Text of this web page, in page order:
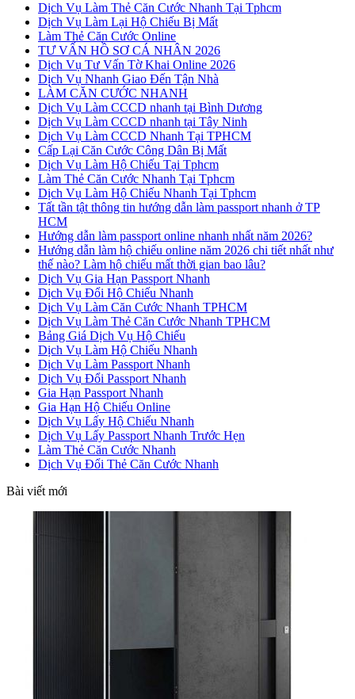
Dịch Vụ Làm Thẻ Căn Cước Nhanh Tại Tphcm
Dịch Vụ Làm Lại Hộ Chiếu Bị Mất
Làm Thẻ Căn Cước Online
TƯ VẤN HỒ SƠ CÁ NHÂN 2026
Dịch Vụ Tư Vấn Tờ Khai Online 2026
Dịch Vụ Nhanh Giao Đến Tận Nhà
LÀM CĂN CƯỚC NHANH
Dịch Vụ Làm CCCD nhanh tại Bình Dương
Dịch Vụ Làm CCCD nhanh tại Tây Ninh
Dịch Vụ Làm CCCD Nhanh Tại TPHCM
Cấp Lại Căn Cước Công Dân Bị Mất
Dịch Vụ Làm Hộ Chiếu Tại Tphcm
Làm Thẻ Căn Cước Nhanh Tại Tphcm
Dịch Vụ Làm Hộ Chiếu Nhanh Tại Tphcm
Tất tần tật thông tin hướng dẫn làm passport nhanh ở TP
HCM
Hướng dẫn làm passport online nhanh nhất năm 2026?
Hướng dẫn làm hộ chiếu online năm 2026 chi tiết nhất như
thế nào? Làm hộ chiếu mất thời gian bao lâu?
Dịch Vụ Gia Hạn Passport Nhanh
Dịch Vụ Đổi Hộ Chiếu Nhanh
Dịch Vụ Làm Căn Cước Nhanh TPHCM
Dịch Vụ Làm Thẻ Căn Cước Nhanh TPHCM
Bảng Giá Dịch Vụ Hộ Chiếu
Dịch Vụ Làm Hộ Chiếu Nhanh
Dịch Vụ Làm Passport Nhanh
Dịch Vụ Đổi Passport Nhanh
Gia Hạn Passport Nhanh
Gia Hạn Hộ Chiếu Online
Dịch Vụ Lấy Hộ Chiếu Nhanh
Dịch Vụ Lấy Passport Nhanh Trước Hẹn
Làm Thẻ Căn Cước Nhanh
Dịch Vụ Đổi Thẻ Căn Cước Nhanh
Bài viết mới